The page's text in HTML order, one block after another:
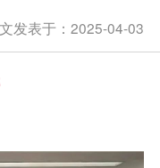
发表于：2025-04-03